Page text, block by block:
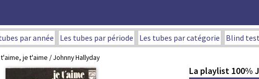
par année Les tubes par période Les tubes par catégorie Blind test
je t'aime / Johnny Hallyday
La playlist 100%